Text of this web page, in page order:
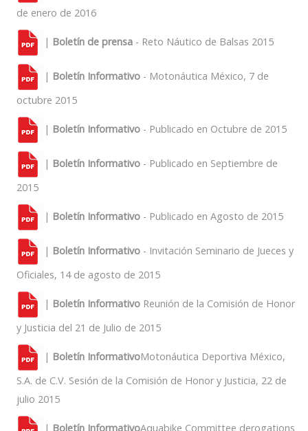
de enero de 2016
| Boletín de prensa - Reto Náutico de Balsas 2015
| Boletín Informativo - Motonáutica México, 7 de
octubre 2015
| Boletín Informativo - Publicado en Octubre de 2015
| Boletín Informativo - Publicado en Septiembre de
2015
| Boletín Informativo - Publicado en Agosto de 2015
| Boletín Informativo - Invitación Seminario de Jueces y
Oficiales, 14 de agosto de 2015
| Boletín Informativo Reunión de la Comisión de Honor
y Justicia del 21 de Julio de 2015
| Boletín InformativoMotonáutica Deportiva México,
S.A. de C.V. Sesión de la Comisión de Honor y Justicia, 22 de
julio 2015
| Boletín InformativoAquabike Committee derogations